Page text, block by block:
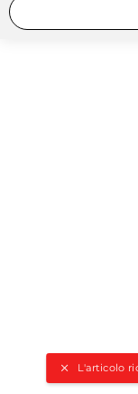
L'articolo